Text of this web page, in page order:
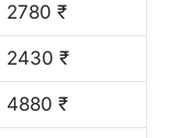
2780 ₹
2430 ₹
4880 ₹